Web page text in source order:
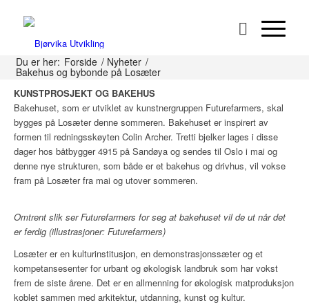
Du er her: Forside / Nyheter /
Bakehus og bybonde på Losæter
Bakehus og bybonde på Losæter
1. april startet bybonden sitt arbeid og til sommeren reiser det seg et
helt spesielt bakehus på Losæter.
KUNSTPROSJEKT OG BAKEHUS
Bakehuset, som er utviklet av kunstnergruppen Futurefarmers, skal
bygges på Losæter denne sommeren. Bakehuset er inspirert av
formen til redningsskøyten Colin Archer. Tretti bjelker lages i disse
dager hos båtbygger 4915 på Sandøya og sendes til Oslo i mai og
denne nye strukturen, som både er et bakehus og drivhus, vil vokse
fram på Losæter fra mai og utover sommeren.
Omtrent slik ser Futurefarmers for seg at bakehuset vil de ut når det
er ferdig (illustrasjoner: Futurefarmers)
Losæter er en kulturinstitusjon, en demonstrasjonssæter og et
kompetansesenter for urbant og økologisk landbruk som har vokst
frem de siste årene. Det er en allmenning for økologisk matproduksjon
koblet sammen med arkitektur, utdanning, kunst og kultur.